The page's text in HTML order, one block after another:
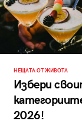
НЕЩАТА ОТ ЖИВОТА
Избери
2026!